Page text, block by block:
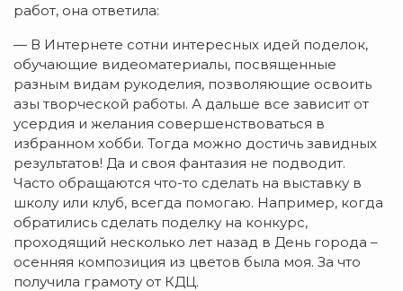
работ, она ответила:
— В Интернете сотни интересных идей поделок,
обучающие видеоматериалы, посвященные
разным видам рукоделия, позволяющие освоить
азы творческой работы. А дальше все зависит от
усердия и желания совершенствоваться в
избранном хобби. Тогда можно достичь завидных
результатов! Да и своя фантазия не подводит.
Часто обращаются что-то сделать на выставку в
школу или клуб, всегда помогаю. Например, когда
обратились сделать поделку на конкурс,
проходящий несколько лет назад в День города –
осенняя композиция из цветов была моя. За что
получила грамоту от КДЦ.